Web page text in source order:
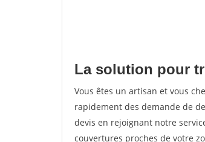
La solution pour
Vous êtes un artisan et vous
rapidement des demande de
devis en rejoignant notre
couvertures proches de votre